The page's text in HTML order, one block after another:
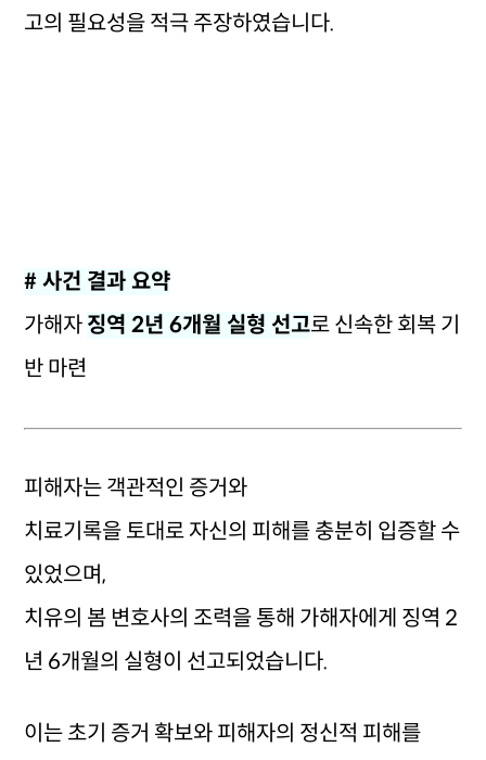
고의 필요성을 적극 주장하였습니다.
# 사건 결과 요약
가해자 징역 2년 6개월 실형 선고로 신속한 회복 기
반 마련
피해자는 객관적인 증거와
치료기록을 토대로 자신의 피해를 충분히 입증할 수
있었으며,
치유의 봄 변호사의 조력을 통해 가해자에게 징역 2
년 6개월의 실형이 선고되었습니다.
이는 초기 증거 확보와 피해자의 정신적 피해를